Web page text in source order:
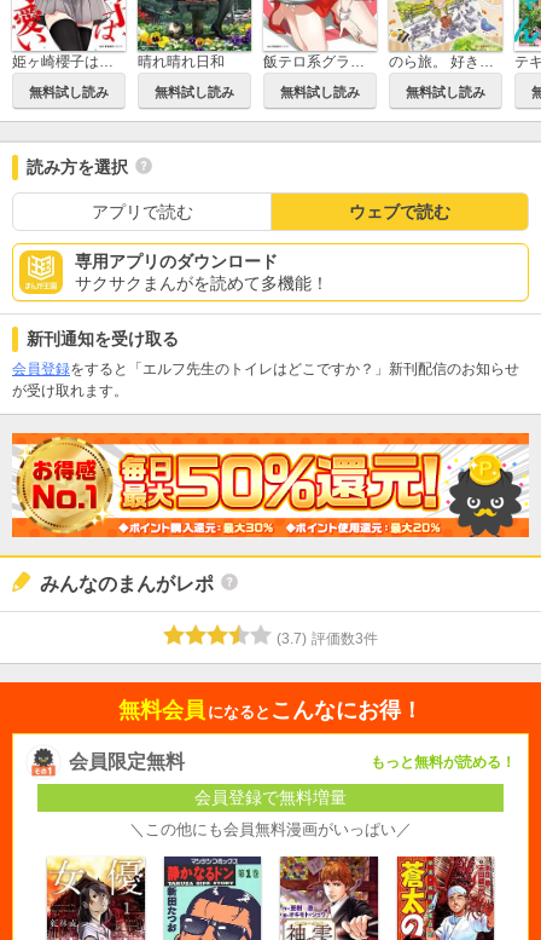
姫ヶ崎櫻子は今日も不憫可愛い
無料試し読み
晴れ晴れ日和
無料試し読み 無料試し読み 無料試し読み
読み方を選択
アプリで読む ウェブで読む
専用アプリのダウンロード
サクサクまんがを読めて多機能！
新刊通知を受け取る
会員登録をすると「エルフ先生のトイレはどこですか？」新刊配信のお知らせ
が受け取れます。
みんなのまんがレポ
(3.7) 評価数3件
無料会員 になると こんなにお得！
会員限定無料 もっと無料が読める！
会員登録で無料増量
＼この他にも会員無料漫画がいっぱい／